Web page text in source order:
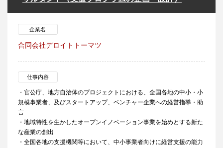
企業名
合同会社デロイトトーマツ
仕事内容
・官公庁、地方自治体のプロジェクトにおける、全国各地の中小・小
規模事業者、及びスタートアップ、ベンチャー企業への経営指導・助
言
・地域特性を生かしたオープンイノベーション事業を始めとする新た
な産業の創出
・全国各地の支援機関等において、中小事業者向けに経営支援の能力